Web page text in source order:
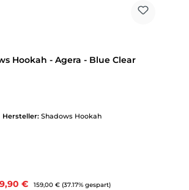
Hookah - Agera - Blue Clear
Hersteller: Shadows Hookah
€ Regulärer Preis:
159,00 € (37.17% gespart)